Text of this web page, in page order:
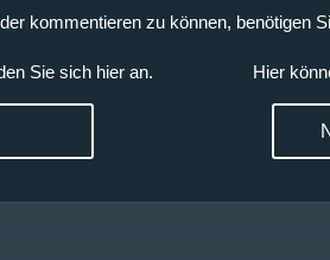
kommentieren zu können, benötigen
Sie sich hier an. Hier